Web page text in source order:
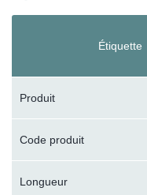
Étiquette
Produit
Code produit
Longueur